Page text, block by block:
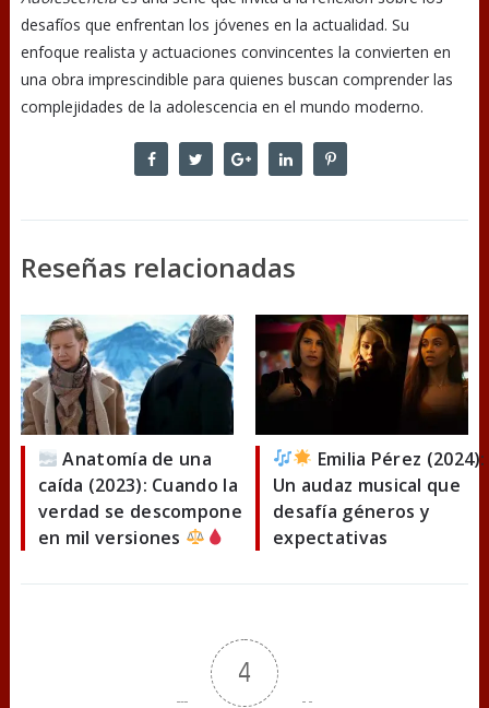
desafíos que enfrentan los jóvenes en la actualidad. Su
enfoque realista y actuaciones convincentes la convierten en
una obra imprescindible para quienes buscan comprender las
complejidades de la adolescencia en el mundo moderno.
Reseñas relacionadas
Anatomía de una
caída (2023): Cuando la
verdad se descompone
en mil versiones
Emilia Pérez (2024):
Un audaz musical que
desafía géneros y
expectativas
4